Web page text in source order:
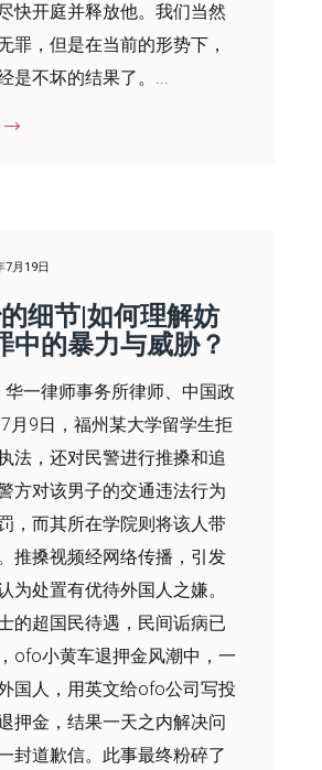
快开庭并释放他。我们当然
罪，但是在当前的形势下，
是不坏的结果了。...
7月19日
细节|如何理解妨
中的暴力与威胁？
一律师事务所律师、中国政
月9日，福州某大学留学生拒
法，还对民警进行推搡和追
方对该男子的交通违法行为
，而其所在学院则将该人带
推搡视频经网络传播，引发
为处置有优待外国人之嫌。
的超国民待遇，民间诟病已
ofo小黄车退押金风潮中，一
国人，用英文给ofo公司写投
押金，结果一天之内解决问
封道歉信。此事最终粉碎了